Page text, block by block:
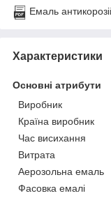
Емаль
Характеристики
Основні атрибути
Виробник
Країна виробник
Час висихання
Витрата
Аерозольна емаль
Фасовка емалі